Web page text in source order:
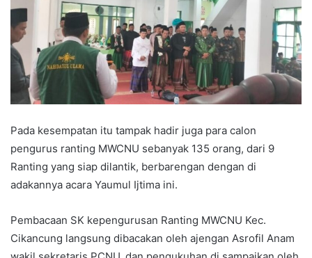
Pada kesempatan itu tampak hadir juga para calon
pengurus ranting MWCNU sebanyak 135 orang, dari 9
Ranting yang siap dilantik, berbarengan dengan di
adakannya acara Yaumul Ijtima ini.
Pembacaan SK kepengurusan Ranting MWCNU Kec.
Cikancung langsung dibacakan oleh ajengan Asrofil Anam